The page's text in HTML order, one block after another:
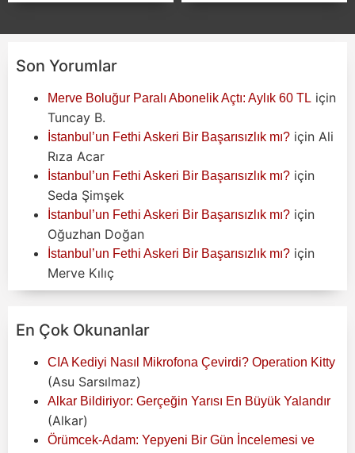
Son Yorumlar
Merve Boluğur Paralı Abonelik Açtı: Aylık 60 TL için
Tuncay B.
İstanbul’un Fethi Askeri Bir Başarısızlık mı? için Ali
Rıza Acar
İstanbul’un Fethi Askeri Bir Başarısızlık mı? için
Seda Şimşek
İstanbul’un Fethi Askeri Bir Başarısızlık mı? için
Oğuzhan Doğan
İstanbul’un Fethi Askeri Bir Başarısızlık mı? için
Merve Kılıç
En Çok Okunanlar
CIA Kediyi Nasıl Mikrofona Çevirdi? Operation Kitty
(Asu Sarsılmaz)
Alkar Bildiriyor: Gerçeğin Yarısı En Büyük Yalandır
(Alkar)
Örümcek-Adam: Yepyeni Bir Gün İncelemesi ve